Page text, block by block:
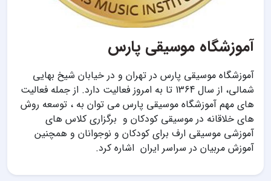
آموزشگاه موسیقی پارس
آموزشگاه موسیقی پارس در تهران و در خیابان شیخ بهایی
شمالی، از سال 1364 تا به امروز فعالیت دارد. از جمله فعالیت
های مهم آموزشگاه موسیقی پارس می توان به ، توسعه روش
های خلاقانه در موسیقی کودکان و برگزاری کلاس های
آموزشی موسیقی ارف برای کودکان و نوجوانان و همچنین
آموزش مربیان در سراسر ایران اشاره کرد.